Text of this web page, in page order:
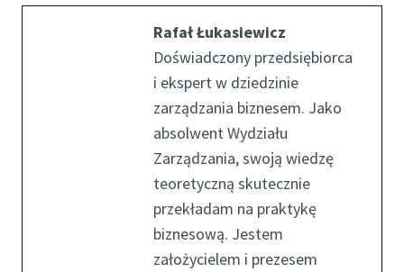
Rafał Łukasiewicz
Doświadczony przedsiębiorca
i ekspert w dziedzinie
zarządzania biznesem. Jako
absolwent Wydziału
Zarządzania, swoją wiedzę
teoretyczną skutecznie
przekładam na praktykę
biznesową. Jestem
założycielem i prezesem